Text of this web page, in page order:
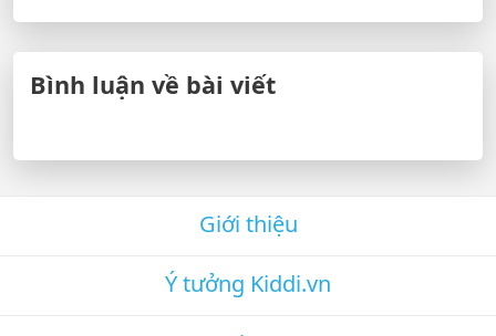
Bình luận về bài viết
Giới thiệu
Ý tưởng Kiddi.vn